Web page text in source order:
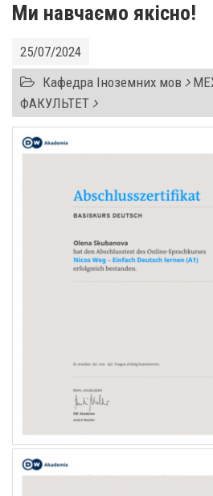
Ми навчаємо якісно!
25/07/2024
Кафедра Іноземних мов
ФАКУЛЬТЕТ